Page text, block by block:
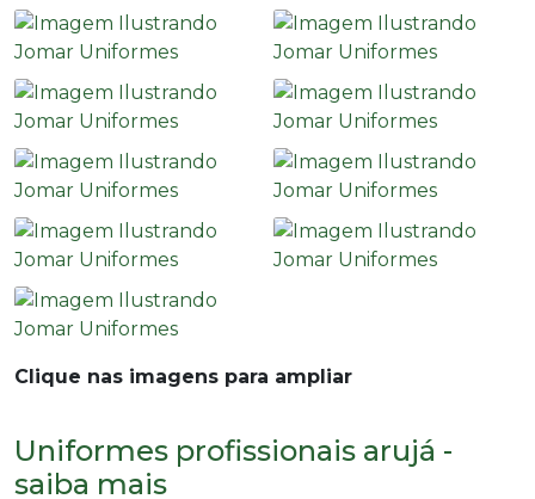
Clique nas imagens para ampliar
Uniformes profissionais arujá -
saiba mais